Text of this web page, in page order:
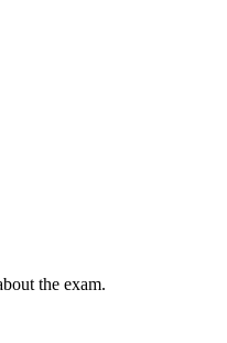
the exam.